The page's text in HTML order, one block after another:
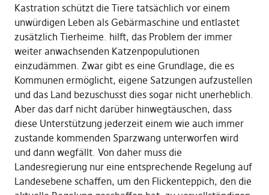
Kastration schützt die Tiere tatsächlich vor einem
unwürdigen Leben als Gebärmaschine und entlastet
zusätzlich Tierheime. hilft, das Problem der immer
weiter anwachsenden Katzenpopulutionen
einzudämmen. Zwar gibt es eine Grundlage, die es
Kommunen ermöglicht, eigene Satzungen aufzustellen
und das Land bezuschusst dies sogar nicht unerheblich.
Aber das darf nicht darüber hinwegtäuschen, dass
diese Unterstützung jederzeit einem wie auch immer
zustande kommenden Sparzwang unterworfen wird
und dann wegfällt. Von daher muss die
Landesregierung nur eine entsprechende Regelung auf
Landesebene schaffen, um den Flickenteppich, den die